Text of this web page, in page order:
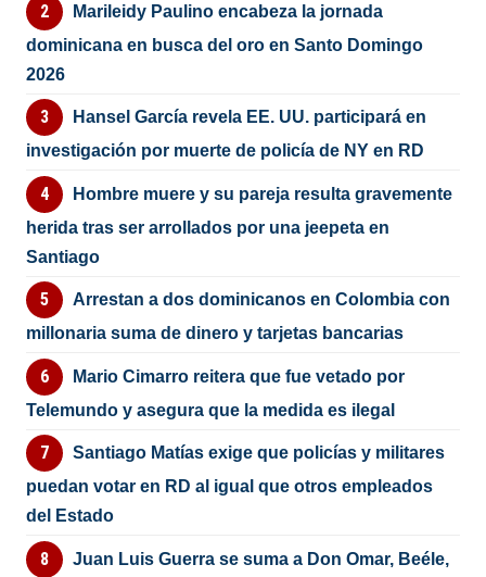
Marileidy Paulino encabeza la jornada
dominicana en busca del oro en Santo Domingo
2026
Hansel García revela EE. UU. participará en
investigación por muerte de policía de NY en RD
Hombre muere y su pareja resulta gravemente
herida tras ser arrollados por una jeepeta en
Santiago
Arrestan a dos dominicanos en Colombia con
millonaria suma de dinero y tarjetas bancarias
Mario Cimarro reitera que fue vetado por
Telemundo y asegura que la medida es ilegal
Santiago Matías exige que policías y militares
puedan votar en RD al igual que otros empleados
del Estado
Juan Luis Guerra se suma a Don Omar, Beéle,